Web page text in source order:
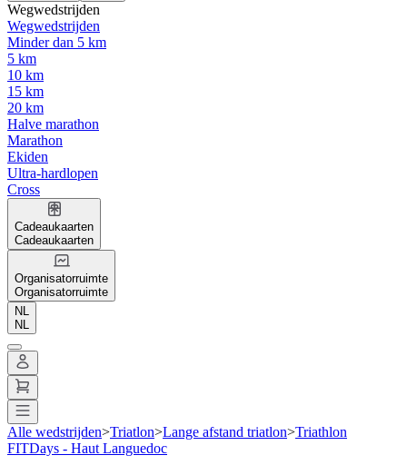
Wegwedstrijden
Wegwedstrijden
Minder dan 5 km
5 km
10 km
15 km
20 km
Halve marathon
Marathon
Ekiden
Ultra-hardlopen
Cross
Cadeaukaarten
Cadeaukaarten
Organisatorruimte
Organisatorruimte
NL
NL
Alle wedstrijden>Triatlon>Lange afstand triatlon>Triathlon
FITDays - Haut Languedoc